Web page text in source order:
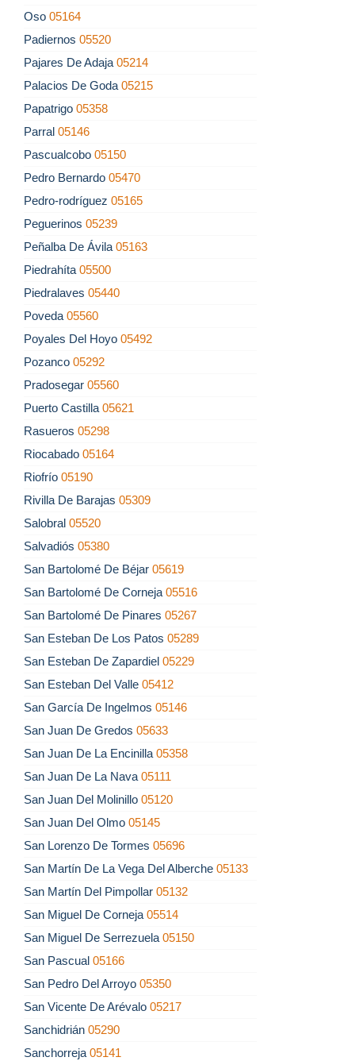
Oso 05164
Padiernos 05520
Pajares De Adaja 05214
Palacios De Goda 05215
Papatrigo 05358
Parral 05146
Pascualcobo 05150
Pedro Bernardo 05470
Pedro-rodríguez 05165
Peguerinos 05239
Peñalba De Ávila 05163
Piedrahíta 05500
Piedralaves 05440
Poveda 05560
Poyales Del Hoyo 05492
Pozanco 05292
Pradosegar 05560
Puerto Castilla 05621
Rasueros 05298
Riocabado 05164
Riofrío 05190
Rivilla De Barajas 05309
Salobral 05520
Salvadiós 05380
San Bartolomé De Béjar 05619
San Bartolomé De Corneja 05516
San Bartolomé De Pinares 05267
San Esteban De Los Patos 05289
San Esteban De Zapardiel 05229
San Esteban Del Valle 05412
San García De Ingelmos 05146
San Juan De Gredos 05633
San Juan De La Encinilla 05358
San Juan De La Nava 05111
San Juan Del Molinillo 05120
San Juan Del Olmo 05145
San Lorenzo De Tormes 05696
San Martín De La Vega Del Alberche 05133
San Martín Del Pimpollar 05132
San Miguel De Corneja 05514
San Miguel De Serrezuela 05150
San Pascual 05166
San Pedro Del Arroyo 05350
San Vicente De Arévalo 05217
Sanchidrián 05290
Sanchorreja 05141